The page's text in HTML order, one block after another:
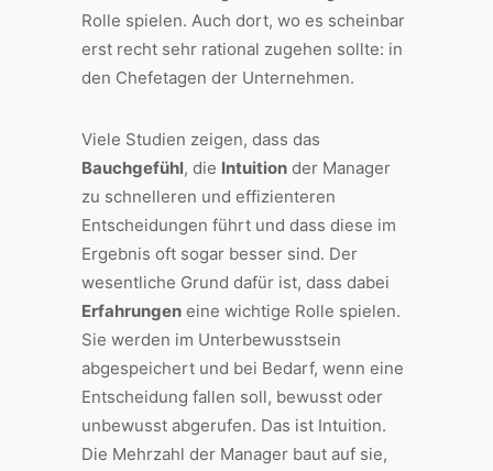
Rolle spielen. Auch dort, wo es scheinbar
erst recht sehr rational zugehen sollte: in
den Chefetagen der Unternehmen.
Viele Studien zeigen, dass das
Bauchgefühl, die Intuition der Manager
zu schnelleren und effizienteren
Entscheidungen führt und dass diese im
Ergebnis oft sogar besser sind. Der
wesentliche Grund dafür ist, dass dabei
Erfahrungen eine wichtige Rolle spielen.
Sie werden im Unterbewusstsein
abgespeichert und bei Bedarf, wenn eine
Entscheidung fallen soll, bewusst oder
unbewusst abgerufen. Das ist Intuition.
Die Mehrzahl der Manager baut auf sie,